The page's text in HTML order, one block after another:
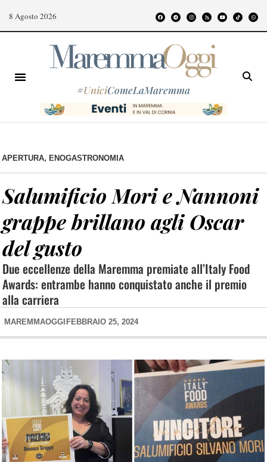
8 Agosto 2026
#UniciComeLaMaremma
APERTURA, ENOGASTRONOMIA
Salumificio Mori e Nannoni
grappe brillano agli Oscar
del gusto
Due eccellenze della Maremma premiate all’Italy Food
Awards: entrambe hanno conquistato anche il premio
alla carriera
MAREMMAOGGI FEBBRAIO 25, 2024